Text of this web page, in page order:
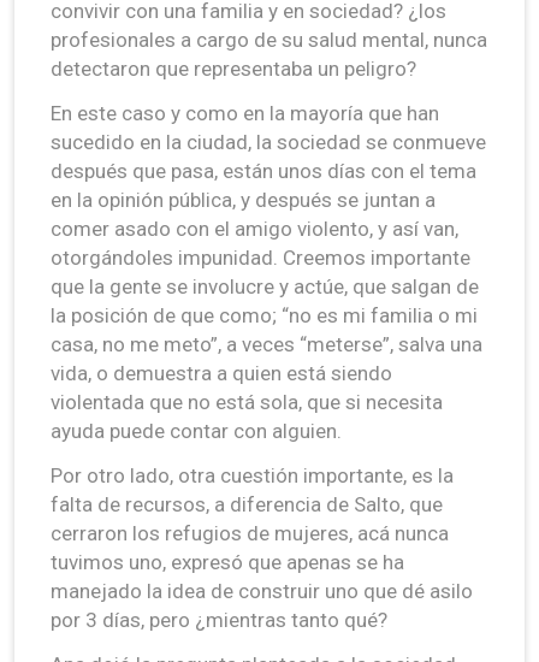
convivir con una familia y en sociedad? ¿los
profesionales a cargo de su salud mental, nunca
detectaron que representaba un peligro?
En este caso y como en la mayoría que han
sucedido en la ciudad, la sociedad se conmueve
después que pasa, están unos días con el tema
en la opinión pública, y después se juntan a
comer asado con el amigo violento, y así van,
otorgándoles impunidad. Creemos importante
que la gente se involucre y actúe, que salgan de
la posición de que como; “no es mi familia o mi
casa, no me meto”, a veces “meterse”, salva una
vida, o demuestra a quien está siendo
violentada que no está sola, que si necesita
ayuda puede contar con alguien.
Por otro lado, otra cuestión importante, es la
falta de recursos, a diferencia de Salto, que
cerraron los refugios de mujeres, acá nunca
tuvimos uno, expresó que apenas se ha
manejado la idea de construir uno que dé asilo
por 3 días, pero ¿mientras tanto qué?